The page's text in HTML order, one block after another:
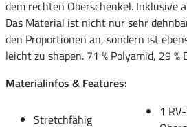
dem rechten Oberschenkel. Inklusive
Das Material ist nicht nur sehr
den Proportionen an, sondern ist
leicht zu shapen. 71 % Polyamid, 29 %
Materialinfos & Features:
Stretchfähig
1